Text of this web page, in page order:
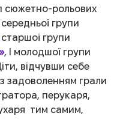
сюжетно-рольових
середньої групи
старшої групи
, І молодшої групи
відчувши себе
задоволенням грали
перукаря,
тим самим,